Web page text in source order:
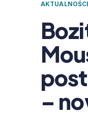
AKTUALNOŚCI
–